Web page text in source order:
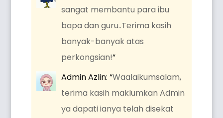
sangat membantu para ibu
bapa dan guru..Terima kasih
banyak-banyak atas
perkongsian!”
Admin Azlin: “Waalaikumsalam,
terima kasih maklumkan Admin
ya dapati ianya telah disekat